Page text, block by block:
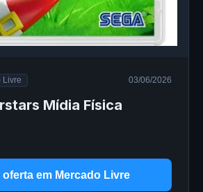
Livre 03/06/2026
Mídia Física
oferta em Mercado Livre